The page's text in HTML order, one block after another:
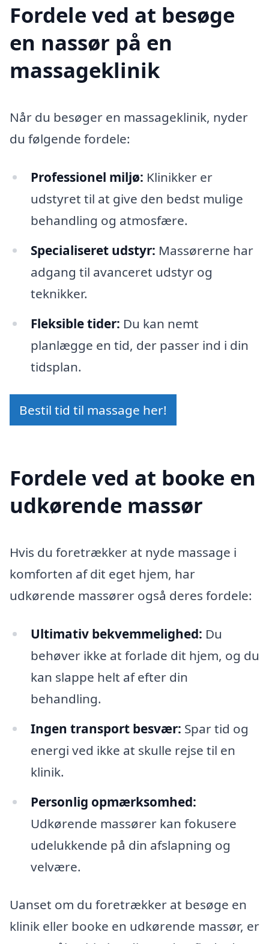
Fordele ved at besøge
en nassør på en
massageklinik
Når du besøger en massageklinik, nyder
du følgende fordele:
Professionel miljø: Klinikker er
udstyret til at give den bedst mulige
behandling og atmosfære.
Specialiseret udstyr: Massørerne har
adgang til avanceret udstyr og
teknikker.
Fleksible tider: Du kan nemt
planlægge en tid, der passer ind i din
tidsplan.
Bestil tid til massage her!
Fordele ved at booke en
udkørende massør
Hvis du foretrækker at nyde massage i
komforten af dit eget hjem, har
udkørende massører også deres fordele:
Ultimativ bekvemmelighed: Du
behøver ikke at forlade dit hjem, og du
kan slappe helt af efter din
behandling.
Ingen transport besvær: Spar tid og
energi ved ikke at skulle rejse til en
klinik.
Personlig opmærksomhed:
Udkørende massører kan fokusere
udelukkende på din afslapning og
velvære.
Uanset om du foretrækker at besøge en
klinik eller booke en udkørende massør, er